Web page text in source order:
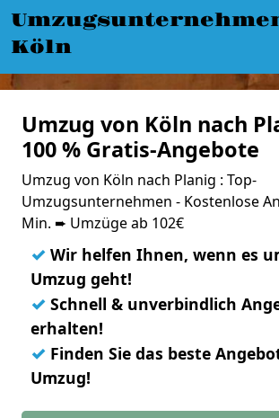
Köln
Umzug von Köln nach
100 % Gratis-Angebote
Umzug von Köln nach Planig : Top-
Umzugsunternehmen - Kostenlose
Min. ➨ Umzüge ab 102€
✓ Wir helfen Ihnen, wenn es
Umzug geht!
✓ Schnell & unverbindlich
erhalten!
✓ Finden Sie das beste
Umzug!